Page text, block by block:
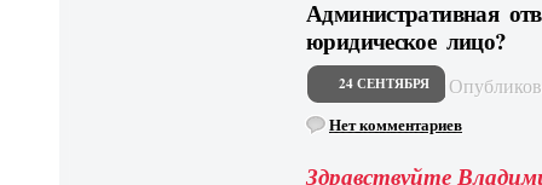
Административная
юридическое лицо?
24 СЕНТЯБРЯ
Нет комментариев
Здравствуйте